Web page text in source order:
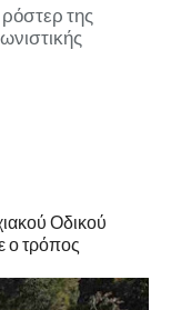
της
Οδικού
ο τρόπος